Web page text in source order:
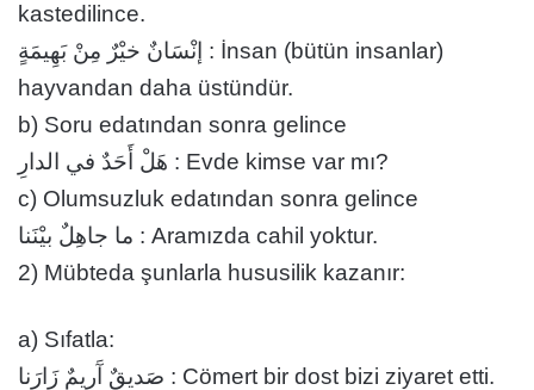
kastedilince.
إنْسَانٌ خيْرٌ مِنْ بَهِيمَةٍ : İnsan (bütün insanlar)
hayvandan daha üstündür.
b) Soru edatından sonra gelince
هَلْ أَحَدٌ في الدارِ : Evde kimse var mı?
c) Olumsuzluk edatından sonra gelince
ما جاهِلٌ بيْنَنا : Aramızda cahil yoktur.
2) Mübteda şunlarla hususilik kazanır:
a) Sıfatla:
صَديقٌ آَريمٌ زَارَنا : Cömert bir dost bizi ziyaret etti.